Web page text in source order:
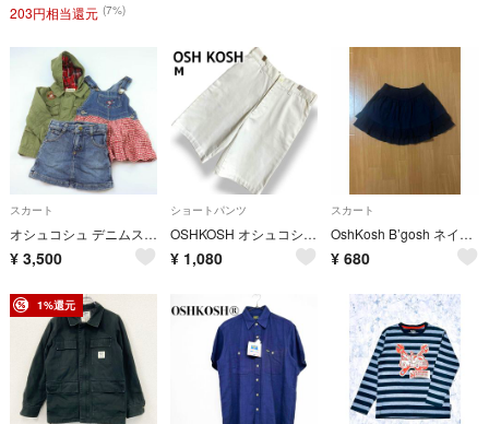
203円相当還元 (7%)
スカート
オシュコシュ デニムスカート ジャケット 3点セット ボトムス まとめて キッズ 女の子用 80-100サイズ OSHKOSH
¥ 3,500
ショートパンツ
OSHKOSH オシュコシュ CLASSIC ホワイト 白 ハーフパンツ ショーツ ショートパンツ チノパン メンズ【M】
¥ 1,080
スカート
OshKosh B’gosh ネイビーフリルスカート インナーパンツ付きで安心 130
¥ 680
1%還元